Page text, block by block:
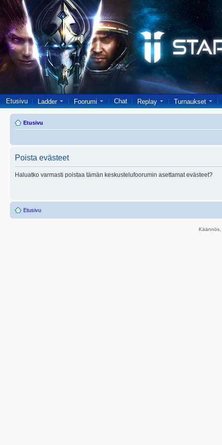
Etusivu Ladder Foorumi Chat Replay Turnaukset
Etusivu
Poista evästeet
Haluatko varmasti poistaa tämän keskustelufoorumin asettamat evästeet?
Etusivu